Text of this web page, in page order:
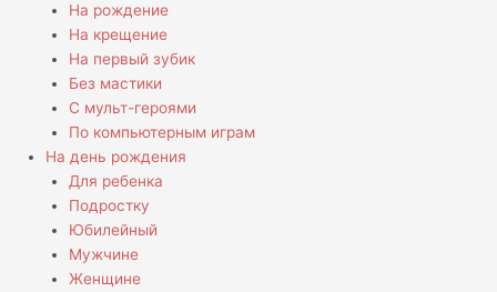
На рождение
На крещение
На первый зубик
Без мастики
С мульт-героями
По компьютерным играм
На день рождения
Для ребенка
Подростку
Юбилейный
Мужчине
Женщине